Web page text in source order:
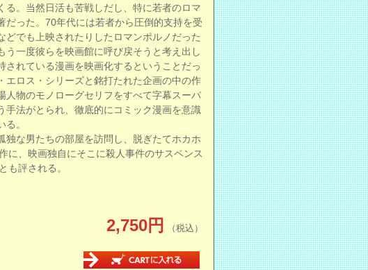
る。当然日活も苦戦しだし、特に若者のロマ
だった。70年代には若者から圧倒的支持を受
どでも上映されたりしたロマンポルノだった
う一度彼らを映画館に呼び戻そうと考え出し
されている漫画を映画化するということだっ
エロス・シリーズと銘打たれた企画の中の作
人物のモノローグセリフをすべて字幕スーパ
手法がとられ、徹底的にコミック漫画を意識
る。
独な男たちの部屋を訪問し、脱ぎたてホカホ
に、映画独自にそこに殺人事件のサスペンス
も評される。
2,750円 （税込）